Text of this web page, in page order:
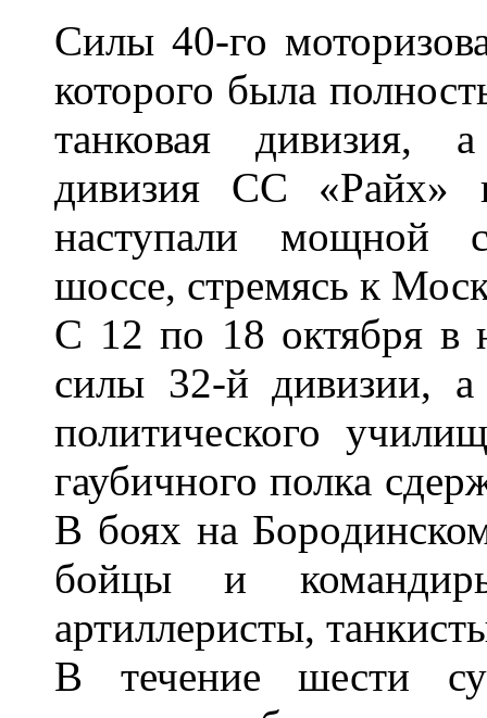
Силы 40-го
которого была
танковая дивизия,
дивизия СС «Райх»
наступали мощной
шоссе, стремясь к
С 12 по 18 октября в
силы 32-й дивизии, а
политического
гаубичного полка
В боях на
бойцы и
артиллеристы,
В течение шести